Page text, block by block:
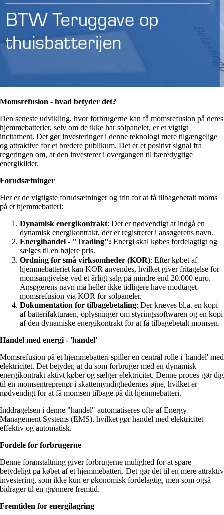
Momsrefusion - hvad betyder det?
Den seneste udvikling, hvor forbrugerne kan få momsrefusion på deres
hjemmebatterier, selv om de ikke har solpaneler, er et vigtigt
incitament. Det gør investeringer i denne teknologi mere tilgængelige
og attraktive for et bredere publikum. Det er et positivt signal fra
regeringen om, at den investerer i overgangen til bæredygtige
energikilder.
Forudsætninger
Her er de vigtigste forudsætninger og trin for at få tilbagebetalt moms
på et hjemmebatteri:
Dynamisk energikontrakt: Det er nødvendigt at indgå en
dynamisk energikontrakt, der er registreret i ansøgerens navn.
Energihandel - "Trading": Energi skal købes fordelagtigt og
sælges til en højere pris.
Ordning for små virksomheder (KOR): Efter købet af
hjemmebatteriet kan KOR anvendes, hvilket giver fritagelse for
momsangivelse ved et årligt salg på mindre end 20.000 euro.
Ansøgerens navn må heller ikke tidligere have modtaget
momsrefusion via KOR for solpaneler.
Dokumentation for tilbagebetaling: Der kræves bl.a. en kopi
af batterifakturaen, oplysninger om styringssoftwaren og en kopi
af den dynamiske energikontrakt for at få tilbagebetalt momsen.
Handel med energi - 'handel'
Momsrefusion på et hjemmebatteri spiller en central rolle i 'handel' med
elektricitet. Det betyder, at du som forbruger med en dynamisk
energikontrakt aktivt køber og sælger elektricitet. Denne proces gør dig
til en momsentreprenør i skattemyndighedernes øjne, hvilket er
nødvendigt for at få momsen tilbage på dit hjemmebatteri.
Inddragelsen i denne "handel" automatiseres ofte af Energy
Management Systems (EMS), hvilket gør handel med elektricitet
effektiv og automatisk.
Fordele for forbrugerne
Denne foranstaltning giver forbrugerne mulighed for at spare
betydeligt på købet af et hjemmebatteri. Det gør det til en mere attraktiv
investering, som ikke kun er økonomisk fordelagtig, men som også
bidrager til en grønnere fremtid.
Fremtiden for energilagring